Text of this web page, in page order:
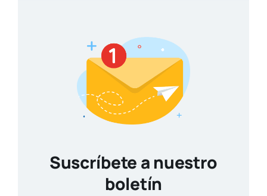
Suscríbete a nuestro
boletín